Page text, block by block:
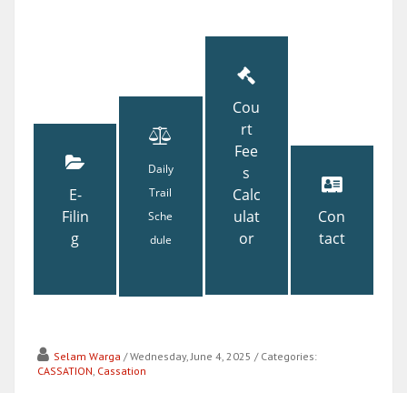
E-
Filin
g
Daily
Trail
Sche
dule
Cou
rt
Fee
s
Calc
ulat
or
Con
tact
Selam Warga / Wednesday, June 4, 2025 / Categories:
CASSATION, Cassation